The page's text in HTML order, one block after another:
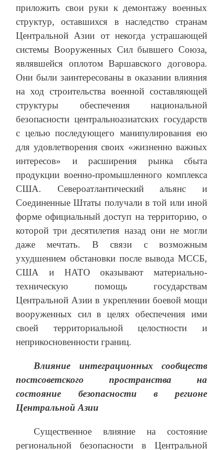
приложить свои руки к демонтажу военных
структур, оставшихся в наследство странам
Центральной Азии от некогда устрашающей
системы Вооруженных Сил бывшего Союза,
являвшейся оплотом Варшавского договора.
Они были заинтересованы в оказании влияния
на ход строительства военной составляющей
структуры обеспечения национальной
безопасности центральноазиатских государств
с целью последующего манипулирования ею
для удовлетворения своих «жизненно важных
интересов» и расширения рынка сбыта
продукции военно-промышленного комплекса
США. Североатлантический альянс и
Соединенные Штаты получали в той или иной
форме официальный доступ на территорию, о
которой три десятилетия назад они не могли
даже мечтать. В связи с возможным
ухудшением обстановки после вывода МССБ,
США и НАТО оказывают материально-
техническую помощь государствам
Центральной Азии в укреплении боевой мощи
вооруженных сил в целях обеспечения ими
своей территориальной целостности и
неприкосновенности границ.
Влияние интеграционных сообществ
постсоветского пространства на
состояние безопасности в регионе
Центральной Азии
Существенное влияние на состояние
региональной безопасности в Центральной